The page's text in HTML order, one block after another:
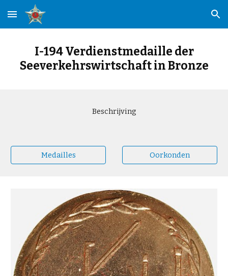
Skip to main content Skip to navigation
I-194 Verdienstmedaille der
Seeverkehrswirtschaft in Bronze
Beschrijving
Medailles Oorkonden